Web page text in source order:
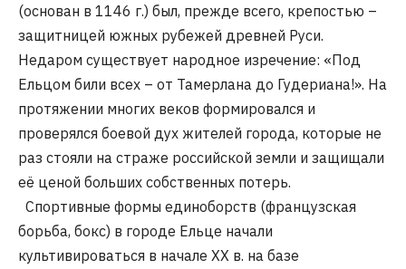
(основан в 1146 г.) был, прежде всего, крепостью –
защитницей южных рубежей древней Руси.
Недаром существует народное изречение: «Под
Ельцом били всех – от Тамерлана до Гудериана!». На
протяжении многих веков формировался и
проверялся боевой дух жителей города, которые не
раз стояли на страже российской земли и защищали
её ценой больших собственных потерь.
Спортивные формы единоборств (французская
борьба, бокс) в городе Ельце начали
культивироваться в начале XX в. на базе